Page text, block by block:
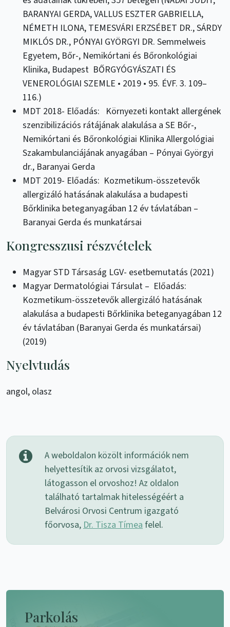
BARANYAI GERDA, VALLUS ESZTER GABRIELLA,
NÉMETH ILONA, TEMESVÁRI ERZSÉBET DR., SÁRDY
MIKLÓS DR., PÓNYAI GYÖRGYI DR. Semmelweis
Egyetem, Bőr-, Nemikórtani és Bőronkológiai
Klinika, Budapest BŐRGYÓGYÁSZATI ÉS
VENEROLÓGIAI SZEMLE • 2019 • 95. ÉVF. 3. 109–
116.)
MDT 2018- Előadás: Környezeti kontakt allergének
szenzibilizációs rátájának alakulása a SE Bőr-,
Nemikórtani és Bőronkológiai Klinika Allergológiai
Szakambulanciájának anyagában – Pónyai Györgyi
dr., Baranyai Gerda
MDT 2019- Előadás: Kozmetikum-összetevők
allergizáló hatásának alakulása a budapesti
Bőrklinika beteganyagában 12 év távlatában –
Baranyai Gerda és munkatársai
Kongresszusi részvételek
Magyar STD Társaság LGV- esetbemutatás (2021)
Magyar Dermatológiai Társulat – Előadás:
Kozmetikum-összetevők allergizáló hatásának
alakulása a budapesti Bőrklinika beteganyagában 12
év távlatában (Baranyai Gerda és munkatársai)
(2019)
Nyelvtudás
angol, olasz
A weboldalon közölt információk nem
helyettesítik az orvosi vizsgálatot,
látogasson el orvoshoz! Az oldalon
található tartalmak hitelességéért a
Belvárosi Orvosi Centrum igazgató
főorvosa,Dr. Tisza Tímeafelel.
Parkolás